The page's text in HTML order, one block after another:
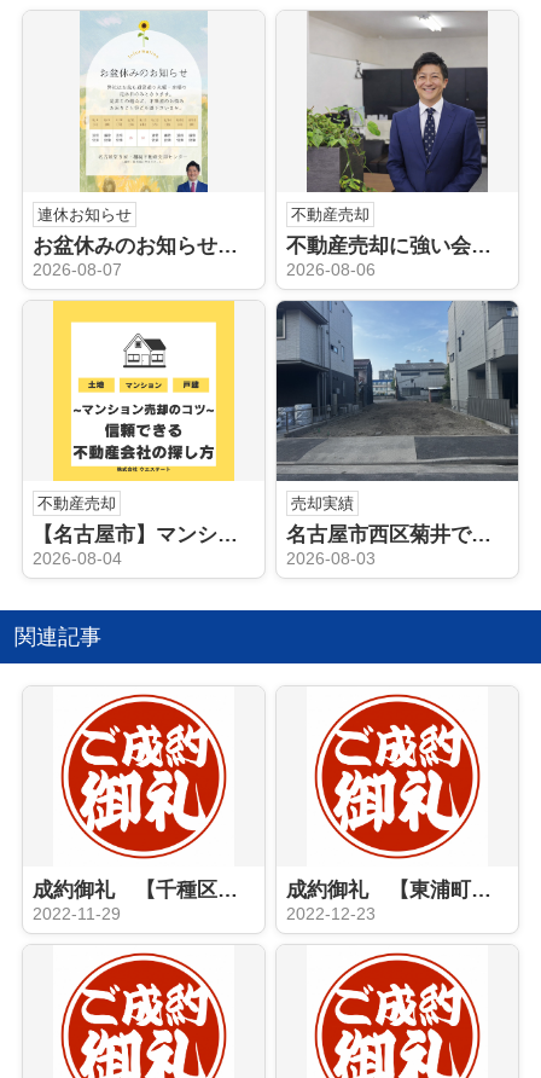
連休お知らせ
お盆休みのお知らせ｜名古屋の空き家・相続不動産について家族で話してみませんか？
2026-08-07
不動産売却
不動産売却に強い会社がおすすめの人気エリア！庄内通駅周辺が魅力的な理由とは？
2026-08-06
不動産売却
【名古屋市】マンション売却のコツ！信頼できる不動産会社の探し方を解説
2026-08-04
売却実績
名古屋市西区菊井で実家の処分・不動産売却｜お客様から嬉しい口コミをいただきました
2026-08-03
関連記事
成約御礼 【千種区 区分マンション】
2022-11-29
成約御礼 【東浦町 収益マンション】
2022-12-23